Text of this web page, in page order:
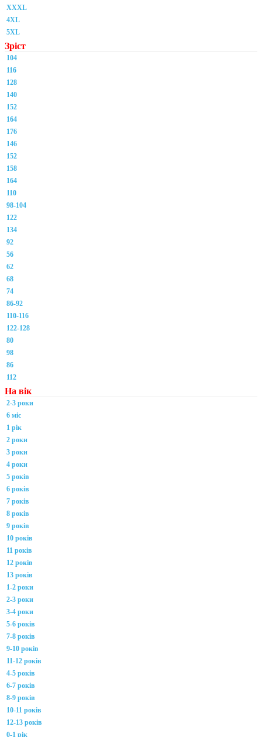
XXXL
4XL
5XL
Зріст
104
116
128
140
152
164
176
146
152
158
164
110
98-104
122
134
92
56
62
68
74
86-92
110-116
122-128
80
98
86
112
На вік
2-3 роки
6 міс
1 рік
2 роки
3 роки
4 роки
5 років
6 років
7 років
8 років
9 років
10 років
11 років
12 років
13 років
1-2 роки
2-3 роки
3-4 роки
5-6 років
7-8 років
9-10 років
11-12 років
4-5 років
6-7 років
8-9 років
10-11 років
12-13 років
0-1 рік